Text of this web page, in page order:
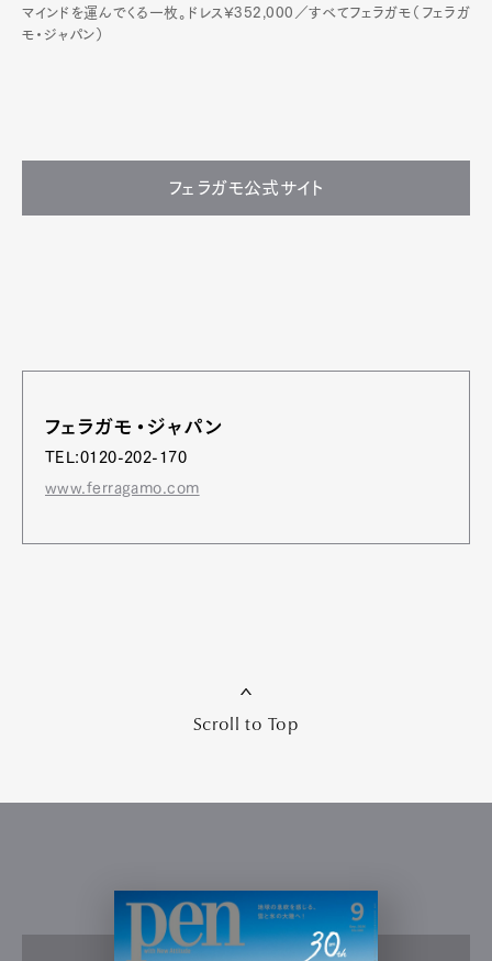
マインドを運んでくる一枚。ドレス¥352,000／すべてフェラガモ（フェラガ
モ・ジャパン）
フェラガモ公式サイト
フェラガモ・ジャパン
TEL:0120-202-170
www.ferragamo.com
Scroll to Top